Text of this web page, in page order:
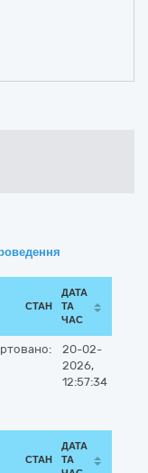
СТАН
ДАТА
ТА
ЧАС
20-02-
2026,
12:57:34
СТАН
ДАТА
ТА